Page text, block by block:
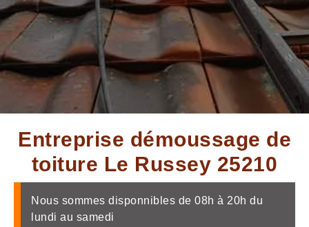
Entreprise démoussage de
toiture Le Russey 25210
Nous sommes disponnibles de 08h à 20h du
lundi au samedi